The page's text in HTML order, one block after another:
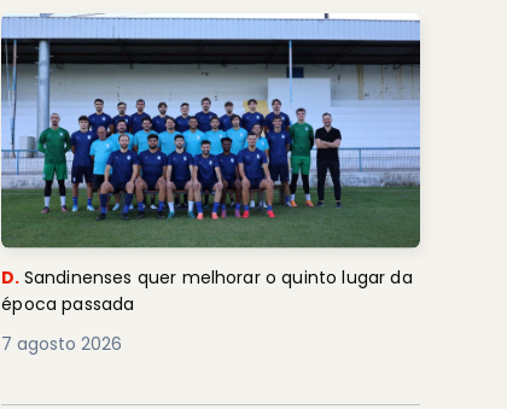
D. Sandinenses quer melhorar o quinto lugar da
época passada
7 agosto 2026